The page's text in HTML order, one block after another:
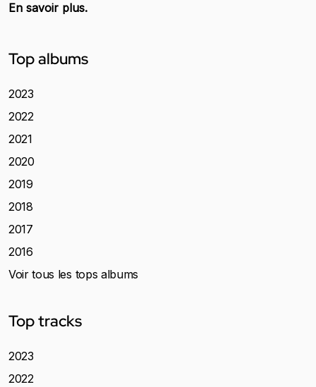
En savoir plus.
Top albums
2023
2022
2021
2020
2019
2018
2017
2016
Voir tous les tops albums
Top tracks
2023
2022